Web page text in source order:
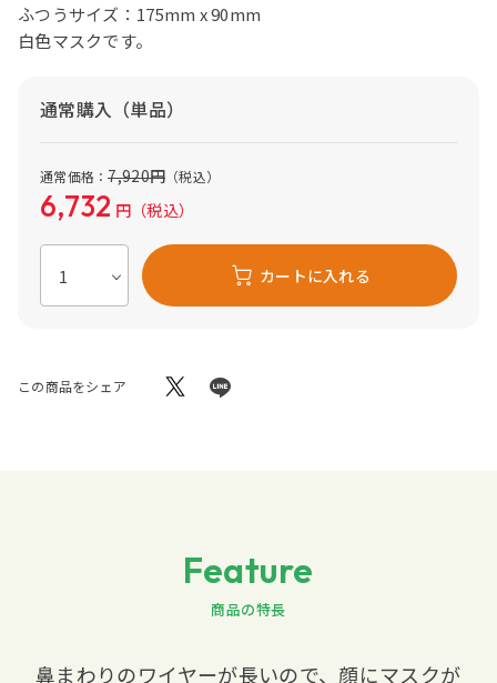
ふつうサイズ：175mm x 90mm
白色マスクです。
通常購入（単品）
通常価格：7,920円 （税込）
6,732 円（税込）
カートに入れる
この商品をシェア
Feature
商品の特長
鼻まわりのワイヤーが長いので、顔にマスクが